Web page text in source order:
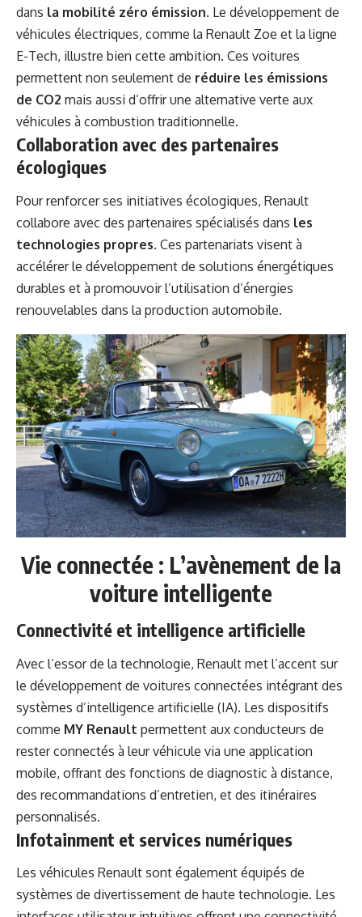
dans la mobilité zéro émission. Le développement de
véhicules électriques, comme la Renault Zoe et la ligne
E-Tech, illustre bien cette ambition. Ces voitures
permettent non seulement de réduire les émissions
de CO2 mais aussi d’offrir une alternative verte aux
véhicules à combustion traditionnelle.
Collaboration avec des partenaires
écologiques
Pour renforcer ses initiatives écologiques, Renault
collabore avec des partenaires spécialisés dans les
technologies propres. Ces partenariats visent à
accélérer le développement de solutions énergétiques
durables et à promouvoir l’utilisation d’énergies
renouvelables dans la production automobile.
Vie connectée : L’avènement de la
voiture intelligente
Connectivité et intelligence artificielle
Avec l’essor de la technologie, Renault met l’accent sur
le développement de voitures connectées intégrant des
systèmes d’intelligence artificielle (IA). Les dispositifs
comme MY Renault permettent aux conducteurs de
rester connectés à leur véhicule via une application
mobile, offrant des fonctions de diagnostic à distance,
des recommandations d’entretien, et des itinéraires
personnalisés.
Infotainment et services numériques
Les véhicules Renault sont également équipés de
systèmes de divertissement de haute technologie. Les